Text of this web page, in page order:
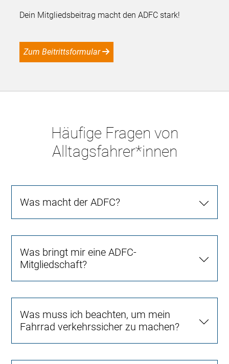
Dein Mitgliedsbeitrag macht den ADFC stark!
Zum Beitrittsformular
Häufige Fragen von
Alltagsfahrer*innen
Was macht der ADFC?
Was bringt mir eine ADFC-
Mitgliedschaft?
Was muss ich beachten, um mein
Fahrrad verkehrssicher zu machen?